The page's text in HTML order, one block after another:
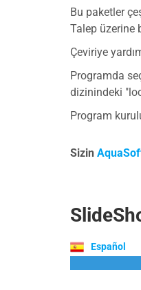
Bu paketler
Talep üzerine
Çeviriye
Programda
dizinindeki
Program
Sizin
Español